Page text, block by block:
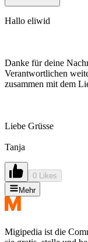
Hallo eliwid
Danke für deine
Verantwortlichen
zusammen mit dem
Liebe Grüsse
Tanja
0 Likes
Mehr
Migipedia ist die